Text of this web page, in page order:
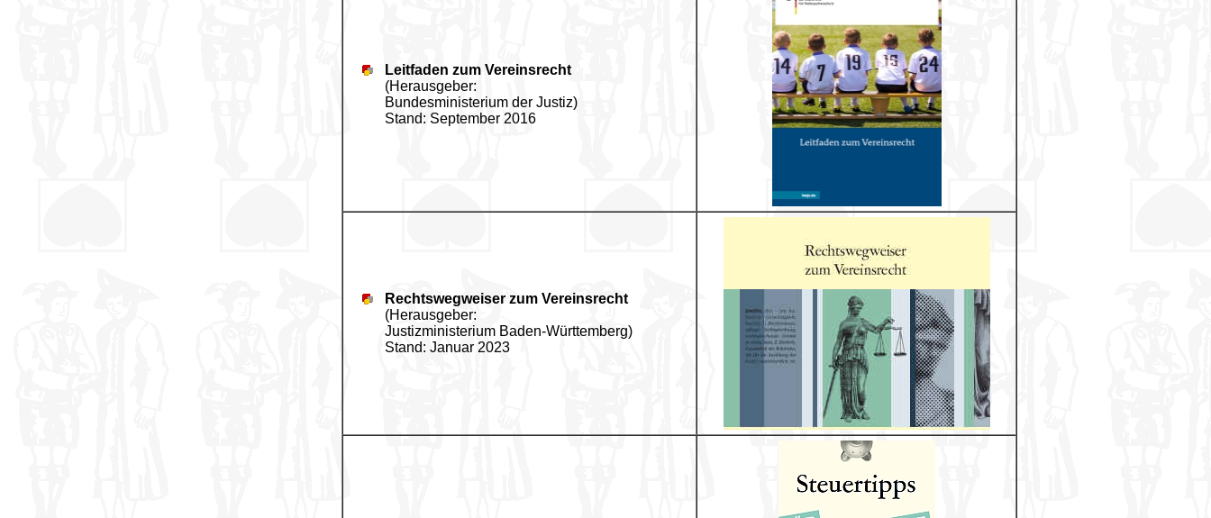
Leitfaden zum Vereinsrecht
(Herausgeber:
Bundesministerium der Justiz)
Stand: September 2016
Rechtswegweiser zum Vereinsrecht
(Herausgeber:
Justizministerium Baden-Württemberg)
Stand: Januar 2023